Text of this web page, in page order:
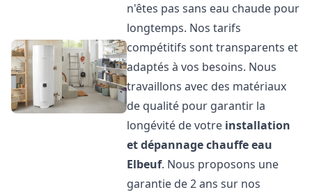
n'êtes pas sans eau chaude pour
longtemps. Nos tarifs
compétitifs sont transparents et
adaptés à vos besoins. Nous
travaillons avec des matériaux
de qualité pour garantir la
longévité de votre installation
et dépannage chauffe eau
Elbeuf. Nous proposons une
garantie de 2 ans sur nos